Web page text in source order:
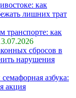
как
лишних трат
транспорте: как
сбросов в
нарушения
азбука:
акция